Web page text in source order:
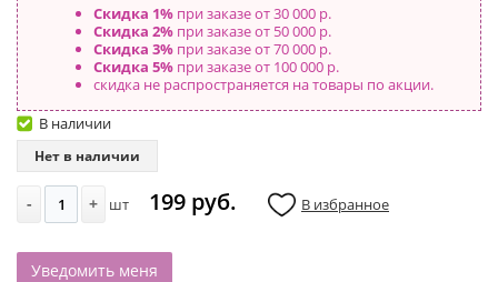
Скидка 1%при заказе от 30 000 р.
Скидка 2%при заказе от 50 000 р.
Скидка 3%при заказе от 70 000 р.
Скидка 5%при заказе от 100 000 р.
скидка не распространяется на товары по акции.
В наличии
Нет в наличии
- + шт 199 руб. В избранное
Уведомить меня